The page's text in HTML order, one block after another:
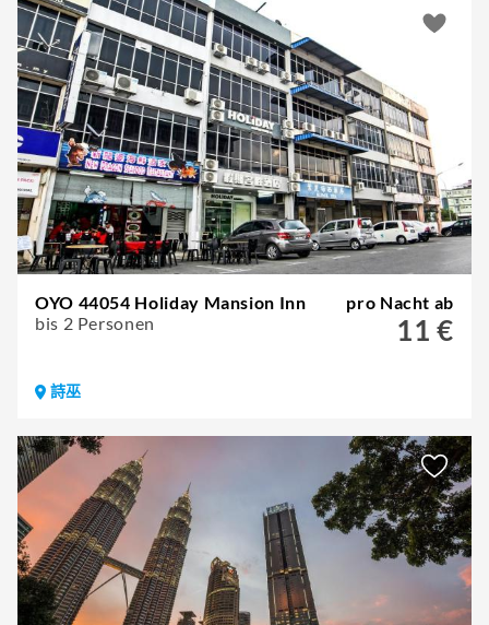
OYO 44054 Holiday Mansion Inn
bis 2 Personen
pro Nacht ab
11 €
詩巫